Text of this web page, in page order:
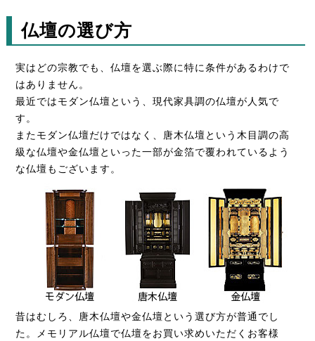
仏壇の選び方
実はどの宗教でも、仏壇を選ぶ際に特に条件があるわけで
はありません。
最近ではモダン仏壇という、現代家具調の仏壇が人気で
す。
またモダン仏壇だけではなく、唐木仏壇という木目調の高
級な仏壇や金仏壇といった一部が金箔で覆われているよう
な仏壇もございます。
昔はむしろ、唐木仏壇や金仏壇という選び方が普通でし
た。メモリアル仏壇で仏壇をお買い求めいただくお客様